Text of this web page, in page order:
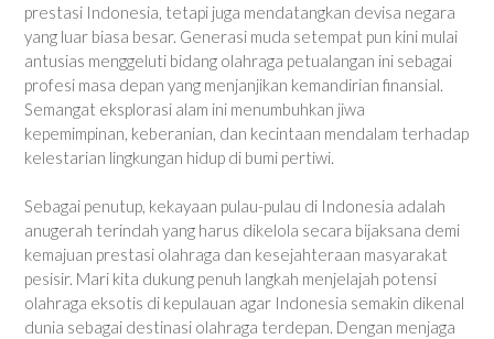
prestasi Indonesia, tetapi juga mendatangkan devisa negara
yang luar biasa besar. Generasi muda setempat pun kini mulai
antusias menggeluti bidang olahraga petualangan ini sebagai
profesi masa depan yang menjanjikan kemandirian finansial.
Semangat eksplorasi alam ini menumbuhkan jiwa
kepemimpinan, keberanian, dan kecintaan mendalam terhadap
kelestarian lingkungan hidup di bumi pertiwi.
Sebagai penutup, kekayaan pulau-pulau di Indonesia adalah
anugerah terindah yang harus dikelola secara bijaksana demi
kemajuan prestasi olahraga dan kesejahteraan masyarakat
pesisir. Mari kita dukung penuh langkah menjelajah potensi
olahraga eksotis di kepulauan agar Indonesia semakin dikenal
dunia sebagai destinasi olahraga terdepan. Dengan menjaga